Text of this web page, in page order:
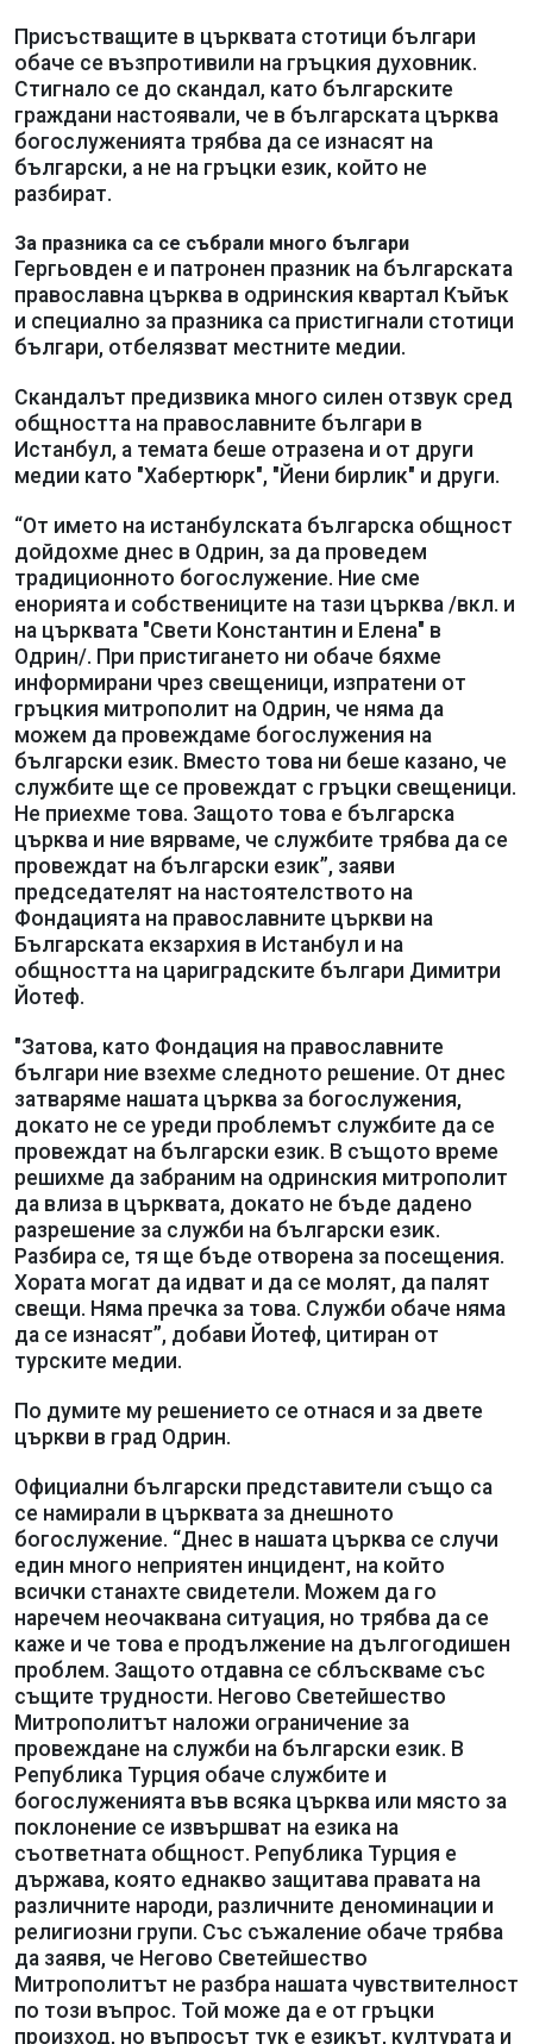
Присъстващите в църквата стотици българи
обаче се възпротивили на гръцкия духовник.
Стигнало се до скандал, като българските
граждани настоявали, че в българската църква
богослуженията трябва да се изнасят на
български, а не на гръцки език, който не
разбират.
За празника са се събрали много българи
Гергьовден е и патронен празник на българската
православна църква в одринския квартал Къйък
и специално за празника са пристигнали стотици
българи, отбелязват местните медии.
Скандалът предизвика много силен отзвук сред
общността на православните българи в
Истанбул, а темата беше отразена и от други
медии като "Хабертюрк", "Йени бирлик" и други.
“От името на истанбулската българска общност
дойдохме днес в Одрин, за да проведем
традиционното богослужение. Ние сме
енорията и собствениците на тази църква /вкл. и
на църквата "Свети Константин и Елена" в
Одрин/. При пристигането ни обаче бяхме
информирани чрез свещеници, изпратени от
гръцкия митрополит на Одрин, че няма да
можем да провеждаме богослужения на
български език. Вместо това ни беше казано, че
службите ще се провеждат с гръцки свещеници.
Не приехме това. Защото това е българска
църква и ние вярваме, че службите трябва да се
провеждат на български език”, заяви
председателят на настоятелството на
Фондацията на православните църкви на
Българската екзархия в Истанбул и на
общността на цариградските българи Димитри
Йотеф.​​
"Затова, като Фондация на православните
българи ние взехме следното решение. От днес
затваряме нашата църква за богослужения,
докато не се уреди проблемът службите да се
провеждат на български език. В същото време
решихме да забраним на одринския митрополит
да влиза в църквата, докато не бъде дадено
разрешение за служби на български език.
Разбира се, тя ще бъде отворена за посещения.
Хората могат да идват и да се молят, да палят
свещи. Няма пречка за това. Служби обаче няма
да се изнасят”, добави Йотеф, цитиран от
турските медии.
По думите му решението се отнася и за двете
църкви в град Одрин.
Официални български представители също са
се намирали в църквата за днешното
богослужение. “Днес в нашата църква се случи
един много неприятен инцидент, на който
всички станахте свидетели. Можем да го
наречем неочаквана ситуация, но трябва да се
каже и че това е продължение на дългогодишен
проблем. Защото отдавна се сблъскваме със
същите трудности. Негово Светейшество
Митрополитът наложи ограничение за
провеждане на служби на български език. В
Република Турция обаче службите и
богослуженията във всяка църква или място за
поклонение се извършват на езика на
съответната общност. Република Турция е
държава, която еднакво защитава правата на
различните народи, различните деноминации и
религиозни групи. Със съжаление обаче трябва
да заявя, че Негово Светейшество
Митрополитът не разбра нашата чувствителност
по този въпрос. Той може да е от гръцки
произход, но въпросът тук е езикът, културата и